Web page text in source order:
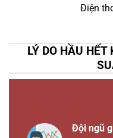
Điện
LÝ DO HẦU HẾT
Đội ngũ